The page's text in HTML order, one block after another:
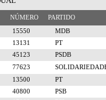
NÚMERO PARTIDO
15550
MDB
13131
PT
45123
PSDB
77623
13500
PT
40800
PSB